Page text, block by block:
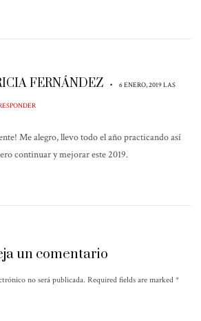
FERNÁNDEZ • 6 ENERO, 2019 LAS
Me alegro, llevo todo el año practicando así
continuar y mejorar este 2019.
un comentario
no será publicada. Required fields are marked *